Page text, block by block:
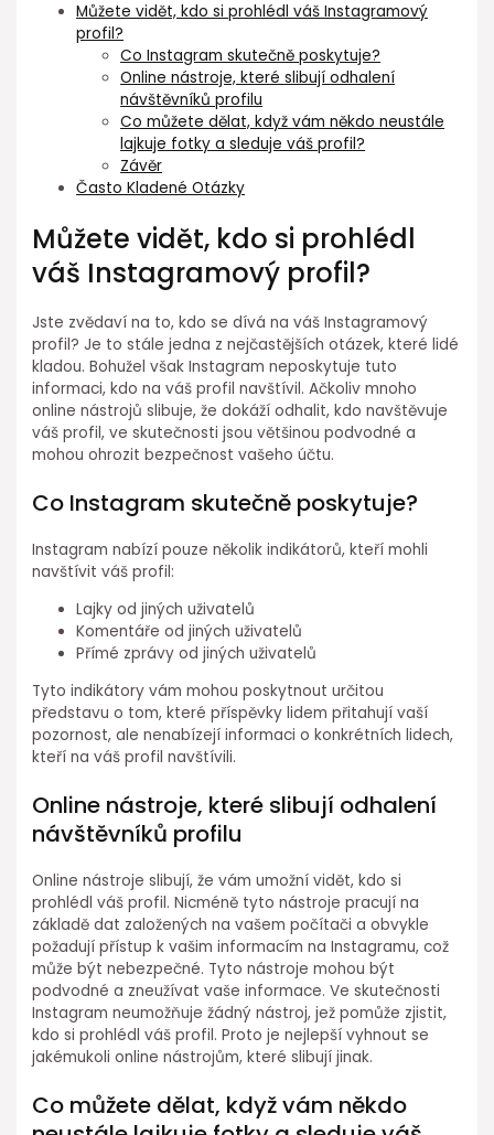
Můžete vidět, kdo si prohlédl váš Instagramový
profil?
Co Instagram skutečně poskytuje?
Online nástroje, které slibují odhalení
návštěvníků profilu
Co můžete dělat, když vám někdo neustále
lajkuje fotky a sleduje váš profil?
Závěr
Často Kladené Otázky
Můžete vidět, kdo si prohlédl
váš Instagramový profil?
Jste zvědaví na to, kdo se dívá na váš Instagramový
profil? Je to stále jedna z nejčastějších otázek, které lidé
kladou. Bohužel však Instagram neposkytuje tuto
informaci, kdo na váš profil navštívil. Ačkoliv mnoho
online nástrojů slibuje, že dokáží odhalit, kdo navštěvuje
váš profil, ve skutečnosti jsou většinou podvodné a
mohou ohrozit bezpečnost vašeho účtu.
Co Instagram skutečně poskytuje?
Instagram nabízí pouze několik indikátorů, kteří mohli
navštívit váš profil:
Lajky od jiných uživatelů
Komentáře od jiných uživatelů
Přímé zprávy od jiných uživatelů
Tyto indikátory vám mohou poskytnout určitou
představu o tom, které příspěvky lidem přitahují vaší
pozornost, ale nenabízejí informaci o konkrétních lidech,
kteří na váš profil navštívili.
Online nástroje, které slibují odhalení
návštěvníků profilu
Online nástroje slibují, že vám umožní vidět, kdo si
prohlédl váš profil. Nicméně tyto nástroje pracují na
základě dat založených na vašem počítači a obvykle
požadují přístup k vašim informacím na Instagramu, což
může být nebezpečné. Tyto nástroje mohou být
podvodné a zneužívat vaše informace. Ve skutečnosti
Instagram neumožňuje žádný nástroj, jež pomůže zjistit,
kdo si prohlédl váš profil. Proto je nejlepší vyhnout se
jakémukoli online nástrojům, které slibují jinak.
Co můžete dělat, když vám někdo